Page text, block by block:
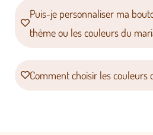
Puis-je personnaliser ma
thème ou les couleurs du
Comment choisir les couleurs